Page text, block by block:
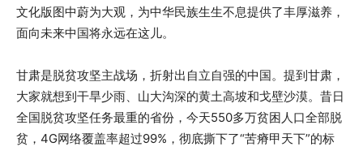
文化版图中蔚为大观，为中华民族生生不息提供了丰厚滋养，
面向未来中国将永远在这儿。
甘肃是脱贫攻坚主战场，折射出自立自强的中国。提到甘肃，
大家就想到干旱少雨、山大沟深的黄土高坡和戈壁沙漠。昔日
全国脱贫攻坚任务最重的省份，今天550多万贫困人口全部脱
贫，4G网络覆盖率超过99%，彻底撕下了“苦瘠甲天下”的标